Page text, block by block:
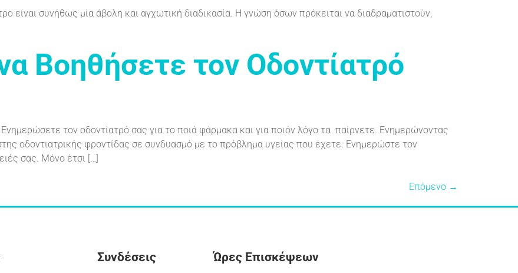
είναι συνήθως μία άβολη και αγχωτική διαδικασία. Η γνώση όσων πρόκειται να διαδραματιστούν,
Βοηθήσετε τον Οδοντίατρό
τον οδοντίατρό σας για το ποιά φάρμακα και για ποιόν λόγο τα παίρνετε. Ενημερώνοντας
οδοντιατρικής φροντίδας σε συνδυασμό με το πρόβλημα υγείας που έχετε. Ενημερώστε τον
σας. Μόνο έτσι […]
Επόμενο →
Συνδέσεις Ώρες Επισκέψεων